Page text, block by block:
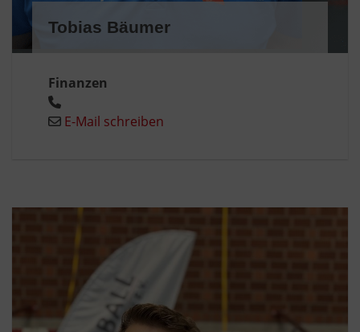
Tobias Bäumer
Finanzen
E-Mail schreiben